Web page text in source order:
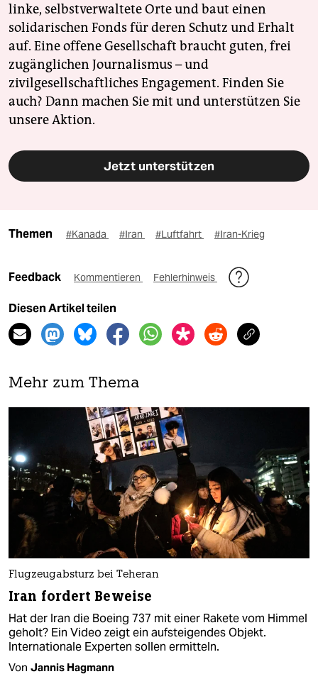
linke, selbstverwaltete Orte und baut einen
solidarischen Fonds für deren Schutz und Erhalt
auf. Eine offene Gesellschaft braucht guten, frei
zugänglichen Journalismus – und
zivilgesellschaftliches Engagement. Finden Sie
auch? Dann machen Sie mit und unterstützen Sie
unsere Aktion.
Jetzt unterstützen
Themen #Kanada #Iran #Luftfahrt #Iran-Krieg
Feedback Kommentieren Fehlerhinweis
Diesen Artikel teilen
Mehr zum Thema
Flugzeugabsturz bei Teheran
Iran fordert Beweise
Hat der Iran die Boeing 737 mit einer Rakete vom Himmel
geholt? Ein Video zeigt ein aufsteigendes Objekt.
Internationale Experten sollen ermitteln.
Von Jannis Hagmann